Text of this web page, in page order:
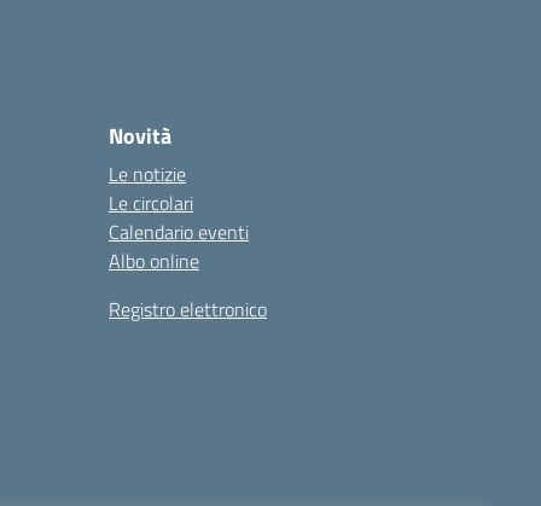
Novità
Le notizie
Le circolari
Calendario eventi
Albo online
Registro elettronico